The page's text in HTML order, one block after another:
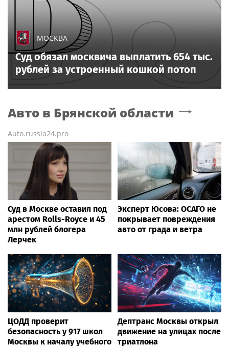
МОСКВА
Суд обязал москвича выплатить 654 тыс.
рублей за устроенный кошкой потоп
Авто в Брянской области
Auto.russia24.pro
Суд в Москве оставил под
арестом Rolls-Royce и 45
млн рублей блогера
Лерчек
Эксперт Юсова: ОСАГО не
покрывает повреждения
авто от града и ветра
ЦОДД проверит
безопасность у 917 школ
Москвы к началу учебного
Дептранс Москвы открыл
движение на улицах после
триатлона